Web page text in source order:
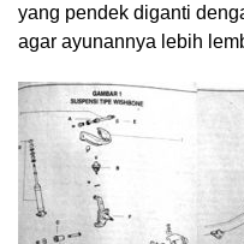
yang pendek diganti
agar ayunannya lebih